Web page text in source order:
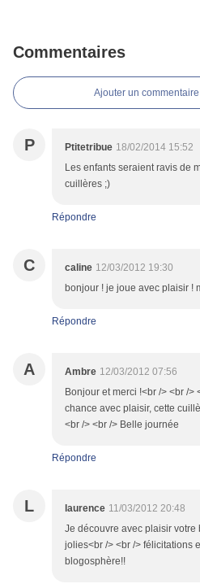
Commentaires
Ajouter un commentaire
P Ptitetribue 18/02/2014 15:52
Les enfants seraient ravis de
cuillères ;)
Répondre
C caline 12/03/2012 19:30
bonjour ! je joue avec plaisir !
Répondre
A Ambre 12/03/2012 07:56
Bonjour et merci !<br /> <br />
chance avec plaisir, cette
<br /> <br /> Belle journée
Répondre
L laurence 11/03/2012 20:48
Je découvre avec plaisir votre
jolies<br /> <br /> félicitations
blogosphère!!